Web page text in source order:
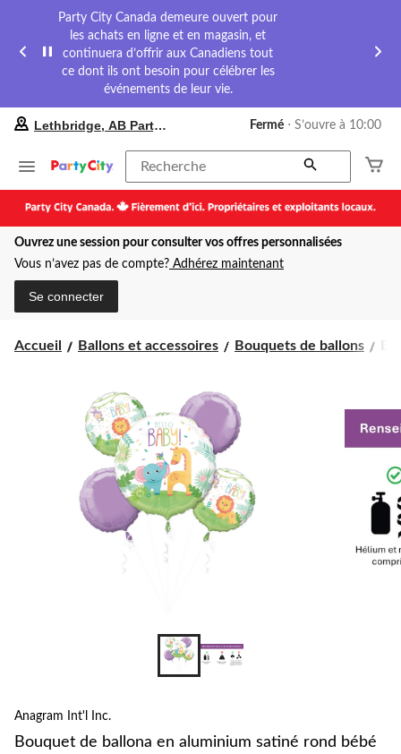
Party City Canada demeure ouvert pour
les achats en ligne et en magasin, et
continuera d’offrir aux Canadiens tout
ce dont ils ont besoin pour célébrer les
événements de leur vie.
préféré
Lethbridge,
Party
City,
courament
Fermé,
pour
Lethbridge, AB Party City Fermé ⋅ S’ouvre à 10:00
Recherche
Ouvrez une session pour consulter vos offres personnalisées
Vous n’avez pas de compte? Adhérez maintenant
Se connecter
Accueil Ballons et accessoires Bouquets de ballons
5,
Anagram Int'l Inc.
Bouquet de ballona en aluminium satiné rond bébé